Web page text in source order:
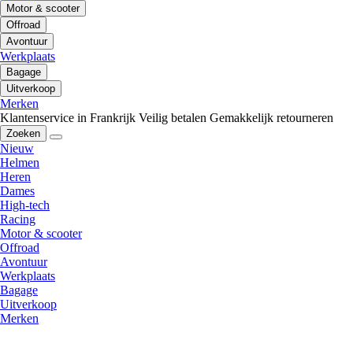
Motor & scooter
Offroad
Avontuur
Werkplaats
Bagage
Uitverkoop
Merken
Klantenservice in Frankrijk Veilig betalen Gemakkelijk retourneren
Zoeken
Nieuw
Helmen
Heren
Dames
High-tech
Racing
Motor & scooter
Offroad
Avontuur
Werkplaats
Bagage
Uitverkoop
Merken